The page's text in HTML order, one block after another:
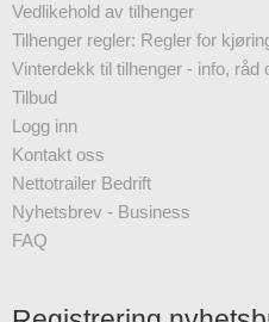
Vedlikehold av tilhenger
Tilhenger regler: Regler for
Vinterdekk til tilhenger - info, råd
Tilbud
Logg inn
Kontakt oss
Nettotrailer Bedrift
Nyhetsbrev - Business
FAQ